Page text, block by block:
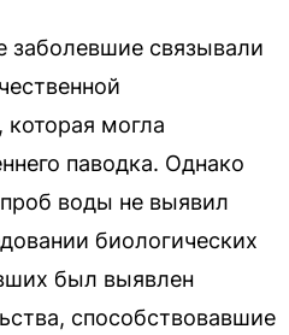
заболевшие связывали
могла
паводка. Однако
воды не выявил
биологических
был выявлен
способствовавшие